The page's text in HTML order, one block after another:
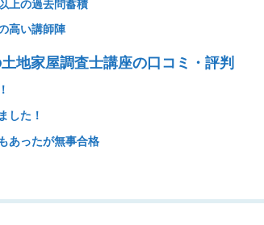
上の過去問蓄積
高い講師陣
地家屋調査士講座の口コミ・評判
した！
あったが無事合格